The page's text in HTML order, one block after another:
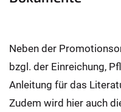
Neben der
bzgl. der Einreichung,
Anleitung für das
Zudem wird hier auch